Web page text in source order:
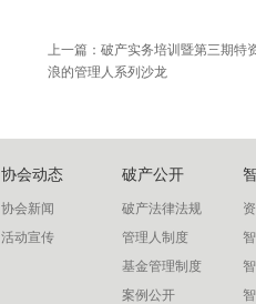
上一篇： 破产实务培训暨第三期特
浪的管理人系列沙龙
协会动态
协会新闻
活动宣传
破产公开
破产法律法规
管理人制度
基金管理制度
案例公开